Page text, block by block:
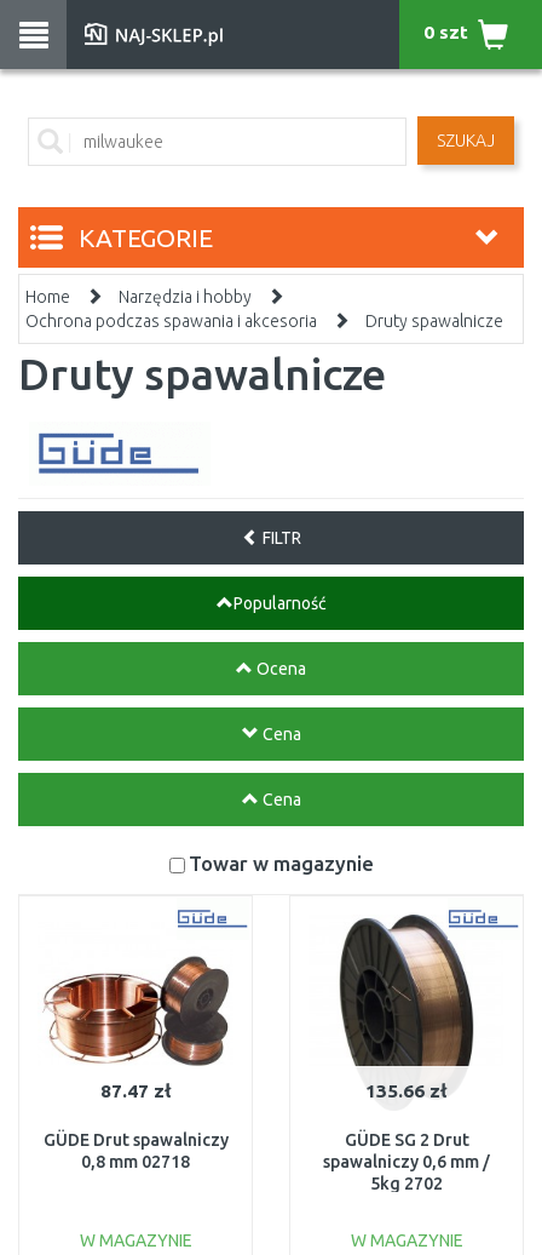
SZUKAJ
0 szt
KATEGORIE
Home
Narzędzia i hobby
Ochrona podczas spawania i akcesoria
Druty spawalnicze
Druty spawalnicze
FILTR
Popularność
Ocena
Cena
Cena
Towar w magazynie
87.47 zł
GÜDE Drut spawalniczy
0,8 mm 02718
W MAGAZYNIE
135.66 zł
GÜDE SG 2 Drut
spawalniczy 0,6 mm /
5kg 2702
W MAGAZYNIE